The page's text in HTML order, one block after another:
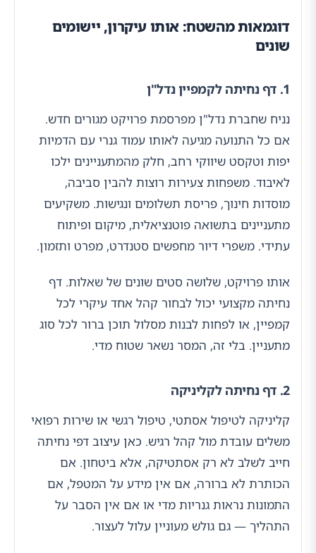
דוגמאות מהשטח: אותו עיקרון, יישומים
שונים
1. דף נחיתה לקמפיין נדל"ן
נניח שחברת נדל"ן מפרסמת פרויקט מגורים חדש.
אם כל התנועה מגיעה לאותו עמוד גנרי עם הדמיות
יפות וטקסט שיווקי רחב, חלק מהמתעניינים ילכו
לאיבוד. משפחות צעירות רוצות להבין סביבה,
מוסדות חינוך, פריסת תשלומים ונגישות. משקיעים
מתעניינים בתשואה פוטנציאלית, מיקום ופיתוח
עתידי. משפרי דיור מחפשים סטנדרט, מפרט ותזמון.
אותו פרויקט, שלושה סטים שונים של שאלות. דף
נחיתה מקצועי יכול לבחור קהל אחד עיקרי לכל
קמפיין, או לפחות לבנות מסלול תוכן ברור לכל סוג
מתעניין. בלי זה, המסר נשאר שטוח מדי.
2. דף נחיתה לקליניקה
קליניקה לטיפול אסתטי, טיפול רגשי או שירות רפואי
משלים עובדת מול קהל רגיש. כאן עיצוב דפי נחיתה
חייב לשלב לא רק אסתטיקה, אלא ביטחון. אם
הכותרת לא ברורה, אם אין מידע על המטפל, אם
התמונות נראות גנריות מדי או אם אין הסבר על
התהליך — גם גולש מעוניין עלול לעצור.